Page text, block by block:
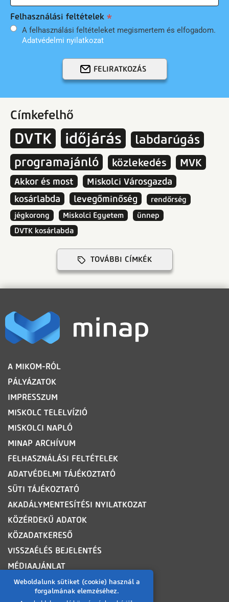
Weboldalunk sütiket (cookie) használ a
forgalmának elemzéséhez.
Felhasználási feltételek
A felhasználási feltételeket megismertem és elfogadom.
Adatvédelmi nyilatkozat
FELIRATKOZÁS
Címkefelhő
DVTK időjárás
labdarúgás
programajánló
közlekedés MVK
Akkor és most
Miskolci Városgazda
kosárlabda
levegőminőség
rendőrség
jégkorong
Miskolci Egyetem
ünnep
DVTK kosárlabda
TOVÁBBI CÍMKÉK
LÁBLÉC
A MIKOM-RÓL
PÁLYÁZATOK
IMPRESSZUM
MISKOLC TELELVÍZIÓ
MISKOLCI NAPLÓ
MINAP ARCHÍVUM
FELHASZNÁLÁSI FELTÉTELEK
ADATVÉDELMI TÁJÉKOZTATÓ
SÜTI TÁJÉKOZTATÓ
AKADÁLYMENTESÍTÉSI NYILATKOZAT
KÖZÉRDEKŰ ADATOK
KÖZADATKERESŐ
VISSZAÉLÉS BEJELENTÉS
MÉDIAAJÁNLAT
OLDALTÉRKÉP